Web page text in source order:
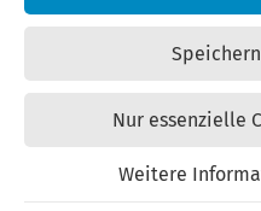
Nur essenzielle
Weitere
In bewährter Tradition
Experte der Landesbank
beschließen. In seiner
geopolitischen